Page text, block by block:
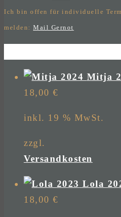
Ich bin offen für individuelle
melden: Mail Gernot
Mitja
18,00 €
inkl. 19 % MwSt.
zzgl.
Versandkosten
Lola
18,00 €